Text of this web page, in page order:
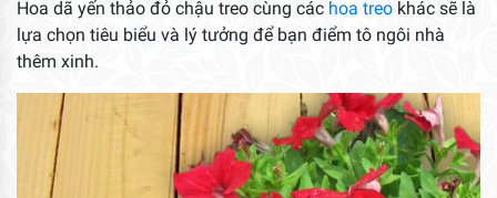
Hoa dã yến thảo đỏ chậu treo cùng các hoa treo khác sẽ là
lựa chọn tiêu biểu và lý tưởng để bạn điểm tô ngôi nhà
thêm xinh.